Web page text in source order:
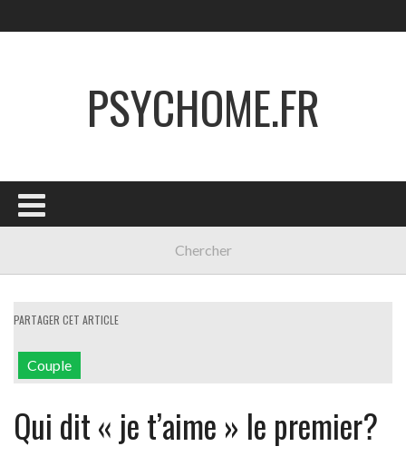
PSYCHOME.FR
PARTAGER CET ARTICLE
Couple
Qui dit « je t’aime » le premier?